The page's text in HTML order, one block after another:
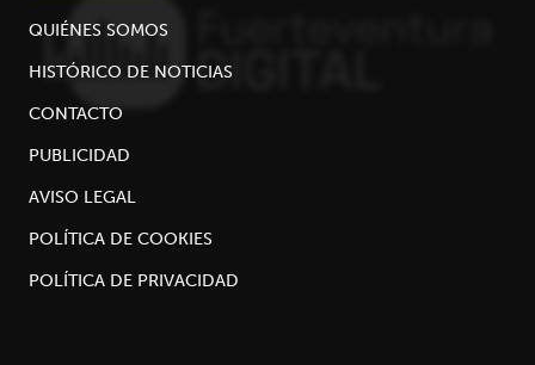
QUIÉNES SOMOS
HISTÓRICO DE NOTICIAS
CONTACTO
PUBLICIDAD
AVISO LEGAL
POLÍTICA DE COOKIES
POLÍTICA DE PRIVACIDAD